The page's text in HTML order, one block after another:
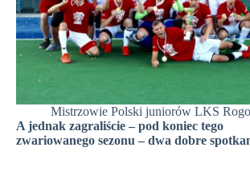
Mistrzowie Polski juniorów LKS
A jednak zagraliście – pod koniec tego
zwariowanego sezonu – dwa dobre